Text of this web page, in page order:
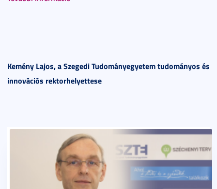
Kemény Lajos, a Szegedi Tudományegyetem tudományos és
innovációs rektorhelyettese